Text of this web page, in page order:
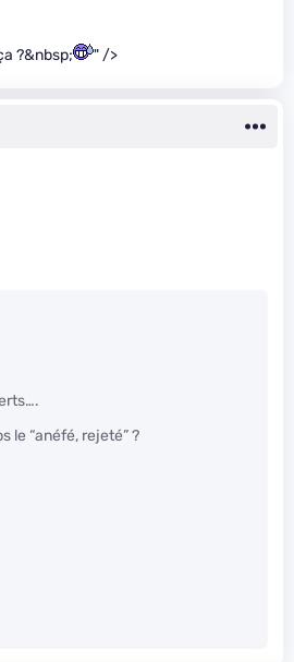
?&nbsp; " />
le “anéfé, rejeté” ?